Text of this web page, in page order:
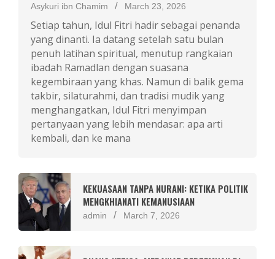
Asykuri ibn Chamim March 23, 2026
Setiap tahun, Idul Fitri hadir sebagai penanda
yang dinanti. Ia datang setelah satu bulan
penuh latihan spiritual, menutup rangkaian
ibadah Ramadlan dengan suasana
kegembiraan yang khas. Namun di balik gema
takbir, silaturahmi, dan tradisi mudik yang
menghangatkan, Idul Fitri menyimpan
pertanyaan yang lebih mendasar: apa arti
kembali, dan ke mana
KEKUASAAN TANPA NURANI: KETIKA POLITIK
MENGKHIANATI KEMANUSIAAN
admin March 7, 2026